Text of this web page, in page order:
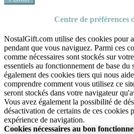
Centre de préférences
NostalGift.com utilise des cookies pour
pendant que vous naviguez. Parmi ces
comme nécessaires sont stockés sur
essentiels au fonctionnement de base
également des cookies tiers qui nous
comprendre comment vous utilisez ce
seront stockés dans votre navigateur
Vous avez également la possibilité de
désactivation de certains de ces cookies
expérience de navigation.
Cookies nécessaires au bon